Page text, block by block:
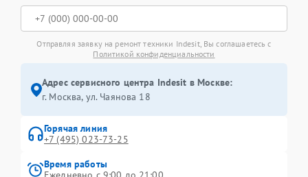
Отправляя заявку на ремонт техники Indesit, Вы соглашаетесь с
Политикой конфиденциальности
Адрес сервисного центра Indesit в Москве:
г. Москва, ул. Чаянова 18
Горячая линия
+7 (495) 023-73-25
Время работы